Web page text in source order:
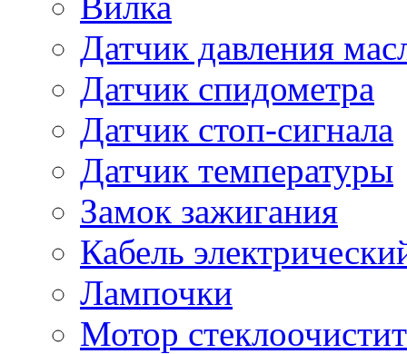
Датчик давления
Датчик спидометра
Датчик стоп-сигнала
Датчик температуры
Замок зажигания
Кабель
Лампочки
Мотор